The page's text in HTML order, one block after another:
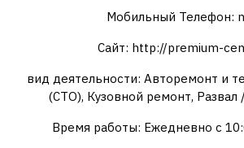
Мобильный Телефон:
Сайт: http://premium-
вид деятельности: Авторемонт и
(СТО), Кузовной ремонт,
Время работы: Ежедневно с